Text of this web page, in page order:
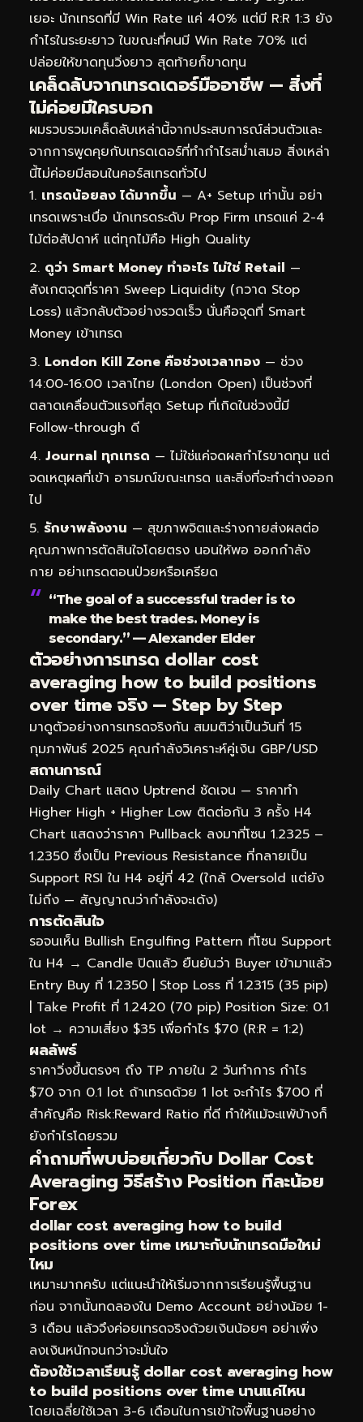
เยอะ นักเทรดที่มี Win Rate แค่ 40% แต่มี R:R 1:3 ยัง
กำไรในระยะยาว ในขณะที่คนมี Win Rate 70% แต่
ปล่อยให้ขาดทุนวิ่งยาว สุดท้ายก็ขาดทุน
เคล็ดลับจากเทรดเดอร์มืออาชีพ — สิ่งที่
ไม่ค่อยมีใครบอก
ผมรวบรวมเคล็ดลับเหล่านี้จากประสบการณ์ส่วนตัวและ
จากการพูดคุยกับเทรดเดอร์ที่ทำกำไรสม่ำเสมอ สิ่งเหล่า
นี้ไม่ค่อยมีสอนในคอร์สเทรดทั่วไป
เทรดน้อยลง ได้มากขึ้น — A+ Setup เท่านั้น อย่า
เทรดเพราะเบื่อ นักเทรดระดับ Prop Firm เทรดแค่ 2-4
ไม้ต่อสัปดาห์ แต่ทุกไม้คือ High Quality
ดูว่า Smart Money ทำอะไร ไม่ใช่ Retail —
สังเกตจุดที่ราคา Sweep Liquidity (กวาด Stop
Loss) แล้วกลับตัวอย่างรวดเร็ว นั่นคือจุดที่ Smart
Money เข้าเทรด
London Kill Zone คือช่วงเวลาทอง — ช่วง
14:00-16:00 เวลาไทย (London Open) เป็นช่วงที่
ตลาดเคลื่อนตัวแรงที่สุด Setup ที่เกิดในช่วงนี้มี
Follow-through ดี
Journal ทุกเทรด — ไม่ใช่แค่จดผลกำไรขาดทุน แต่
จดเหตุผลที่เข้า อารมณ์ขณะเทรด และสิ่งที่จะทำต่างออก
ไป
รักษาพลังงาน — สุขภาพจิตและร่างกายส่งผลต่อ
คุณภาพการตัดสินใจโดยตรง นอนให้พอ ออกกำลัง
กาย อย่าเทรดตอนป่วยหรือเครียด
“The goal of a successful trader is to
make the best trades. Money is
secondary.” — Alexander Elder
ตัวอย่างการเทรด dollar cost
averaging how to build positions
over time จริง — Step by Step
มาดูตัวอย่างการเทรดจริงกัน สมมติว่าเป็นวันที่ 15
กุมภาพันธ์ 2025 คุณกำลังวิเคราะห์คู่เงิน GBP/USD
สถานการณ์
Daily Chart แสดง Uptrend ชัดเจน — ราคาทำ
Higher High + Higher Low ติดต่อกัน 3 ครั้ง H4
Chart แสดงว่าราคา Pullback ลงมาที่โซน 1.2325 –
1.2350 ซึ่งเป็น Previous Resistance ที่กลายเป็น
Support RSI ใน H4 อยู่ที่ 42 (ใกล้ Oversold แต่ยัง
ไม่ถึง — สัญญาณว่ากำลังจะเด้ง)
การตัดสินใจ
รอจนเห็น Bullish Engulfing Pattern ที่โซน Support
ใน H4 → Candle ปิดแล้ว ยืนยันว่า Buyer เข้ามาแล้ว
Entry Buy ที่ 1.2350 | Stop Loss ที่ 1.2315 (35 pip)
| Take Profit ที่ 1.2420 (70 pip) Position Size: 0.1
lot → ความเสี่ยง $35 เพื่อกำไร $70 (R:R = 1:2)
ผลลัพธ์
ราคาวิ่งขึ้นตรงๆ ถึง TP ภายใน 2 วันทำการ กำไร
$70 จาก 0.1 lot ถ้าเทรดด้วย 1 lot จะกำไร $700 ที่
สำคัญคือ Risk:Reward Ratio ที่ดี ทำให้แม้จะแพ้บ้างก็
ยังกำไรโดยรวม
คำถามที่พบบ่อยเกี่ยวกับ Dollar Cost
Averaging วิธีสร้าง Position ทีละน้อย
Forex
dollar cost averaging how to build
positions over time เหมาะกับนักเทรดมือใหม่
ไหม
เหมาะมากครับ แต่แนะนำให้เริ่มจากการเรียนรู้พื้นฐาน
ก่อน จากนั้นทดลองใน Demo Account อย่างน้อย 1-
3 เดือน แล้วจึงค่อยเทรดจริงด้วยเงินน้อยๆ อย่าเพิ่ง
ลงเงินหนักจนกว่าจะมั่นใจ
ต้องใช้เวลาเรียนรู้ dollar cost averaging how
to build positions over time นานแค่ไหน
โดยเฉลี่ยใช้เวลา 3-6 เดือนในการเข้าใจพื้นฐานอย่าง